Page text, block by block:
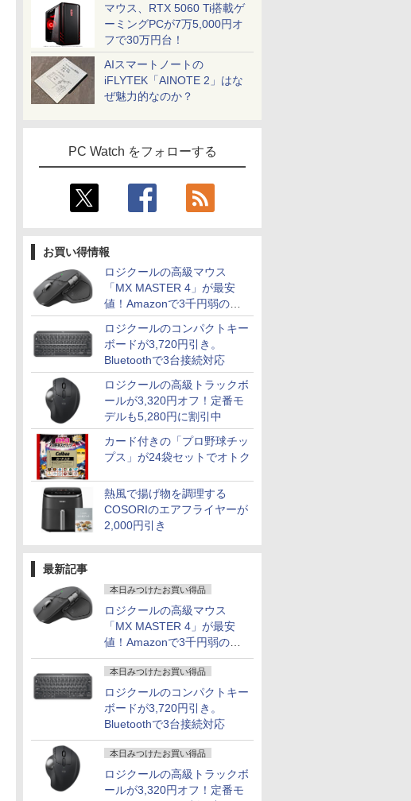
マウス、RTX 5060 Ti搭載ゲ
ーミングPCが7万5,000円オ
フで30万円台！
AIスマートノートの
iFLYTEK「AINOTE 2」はな
ぜ魅力的なのか？
PC Watch をフォローする
お買い得情報
ロジクールの高級マウス
「MX MASTER 4」が最安
値！Amazonで3千円弱の割
引
ロジクールのコンパクトキー
ボードが3,720円引き。
Bluetoothで3台接続対応
ロジクールの高級トラックボ
ールが3,320円オフ！定番モ
デルも5,280円に割引中
カード付きの「プロ野球チッ
プス」が24袋セットでオトク
熱風で揚げ物を調理する
COSORIのエアフライヤーが
2,000円引き
最新記事
本日みつけたお買い得品
ロジクールの高級マウス
「MX MASTER 4」が最安
値！Amazonで3千円弱の割
引
本日みつけたお買い得品
ロジクールのコンパクトキー
ボードが3,720円引き。
Bluetoothで3台接続対応
本日みつけたお買い得品
ロジクールの高級トラックボ
ールが3,320円オフ！定番モ